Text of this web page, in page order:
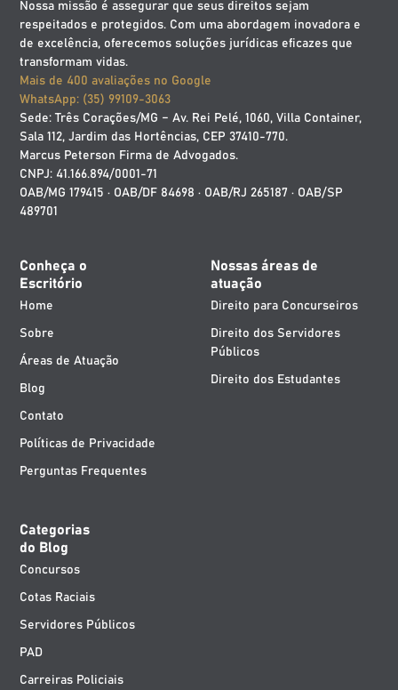
Nossa missão é assegurar que seus direitos sejam
respeitados e protegidos. Com uma abordagem inovadora e
de excelência, oferecemos soluções jurídicas eficazes que
transformam vidas.
Mais de 400 avaliações no Google
WhatsApp: (35) 99109-3063
Sede: Três Corações/MG – Av. Rei Pelé, 1060, Villa Container,
Sala 112, Jardim das Hortências, CEP 37410-770.
Marcus Peterson Firma de Advogados.
CNPJ: 41.166.894/0001-71
OAB/MG 179415 · OAB/DF 84698 · OAB/RJ 265187 · OAB/SP
489701
Conheça o
Escritório
Home
Sobre
Áreas de Atuação
Blog
Contato
Políticas de Privacidade
Perguntas Frequentes
Nossas áreas de
atuação
Direito para Concurseiros
Direito dos Servidores
Públicos
Direito dos Estudantes
Categorias
do Blog
Concursos
Cotas Raciais
Servidores Públicos
PAD
Carreiras Policiais